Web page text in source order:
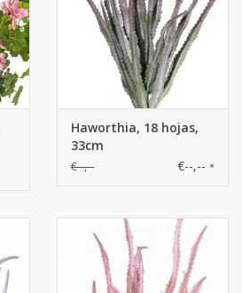
Haworthia, 18 hojas,
33cm
€--,-- €--,-- *